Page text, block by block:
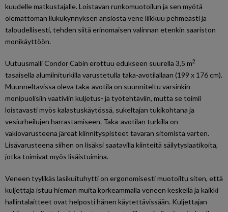
kuudelle matkustajalle. Loistavan runkomuotoilun ja sen myötä
olemattoman liukukynnyksen ansiosta vene liikkuu pehmeästi ja
taloudellisesti, tehden siitä erinomaisen valinnan etenkin saariston
monikäyttöön.
Uutuusmalli Condor Cabin erottuu edukseen suurella 3,5 m2
tasaisella alumiiniturkilla varustetulla taka-avotilallaan (199 x 176 cm).
Muunneltavissa oleva taka-avotila on suunniteltu varsinkin
monipuolisiin vaativiin kuljetus- ja työtehtäviin, mutta se toimii
loistavasti myös kalastuskäytössä, sukeltajan tukikohtana ja
vesiurheilujen harrastamiseen. Taka-avotilan turkilla on
vakiovarusteena järeät kiinnityspisteet tavaran sitomista varten.
Lisävarusteena siihen on lisäksi saatavilla kiinteitä säilytyslaatikoita,
jotka toimivat myös lisäistuimina.
Veneen tyylikäs lasikuituhytti on ergonomisesti muotoiltu siten, että
kuljettaja istuu hieman muita korkeammalla veneen keskellä ja kaikki
hallintalaitteet ovat helposti hänen käytettävissään. Kuljettajan